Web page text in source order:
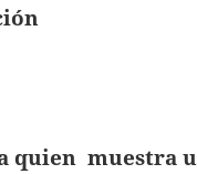
quien muestra